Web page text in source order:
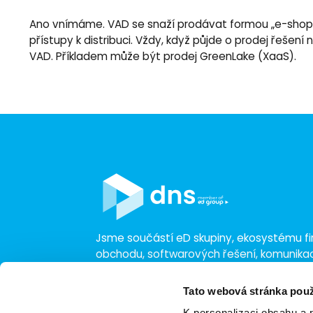
Tato webová stránka
Ano vnímáme. VAD se snaží prodávat formou „e-
přístupy k distribuci. Vždy, když půjde o prodej
VAD. Příkladem může být prodej GreenLake (XaaS).
Jsme součástí eD skupiny, ekosystému
obchodu, softwarových řešení,
a tržbami přesahujícími 16 miliard.